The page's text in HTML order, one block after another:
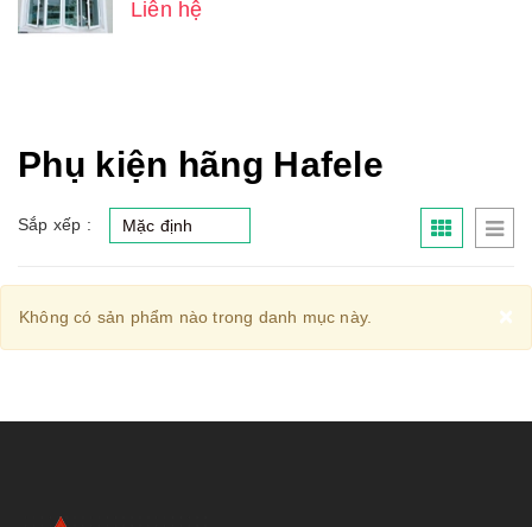
Liên hệ
Phụ kiện hãng Hafele
Sắp xếp :
×
Không có sản phẩm nào trong danh mục này.